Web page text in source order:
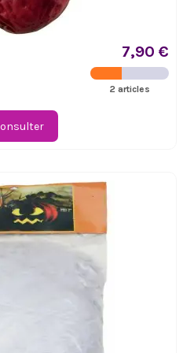
7,90 €
2 articles